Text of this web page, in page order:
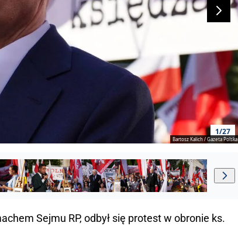
1/27
Bartosz Kalich / Gazeta Polska
Sejmu RP, odbył się protest w obronie ks.